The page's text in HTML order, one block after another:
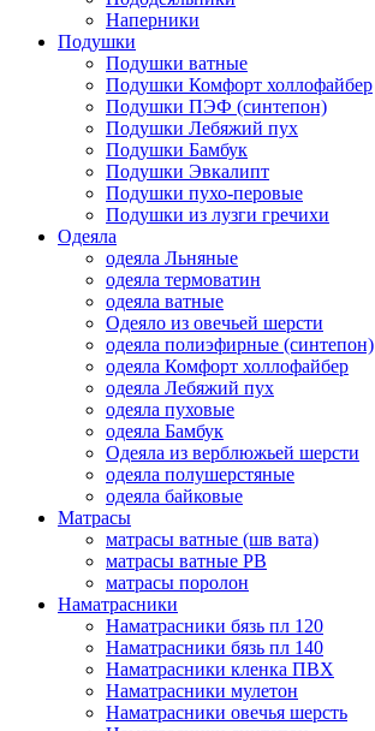
Наперники
Подушки
Подушки ватные
Подушки Комфорт холлофайбер
Подушки ПЭФ (синтепон)
Подушки Лебяжий пух
Подушки Бамбук
Подушки Эвкалипт
Подушки пухо-перовые
Подушки из лузги гречихи
Одеяла
одеяла Льняные
одеяла термоватин
одеяла ватные
Одеяло из овечьей шерсти
одеяла полиэфирные (синтепон)
одеяла Комфорт холлофайбер
одеяла Лебяжий пух
одеяла пуховые
одеяла Бамбук
Одеяла из верблюжьей шерсти
одеяла полушерстяные
одеяла байковые
Матрасы
матрасы ватные (шв вата)
матрасы ватные РВ
матрасы поролон
Наматрасники
Наматрасники бязь пл 120
Наматрасники бязь пл 140
Наматрасники кленка ПВХ
Наматрасники мулетон
Наматрасники овечья шерсть